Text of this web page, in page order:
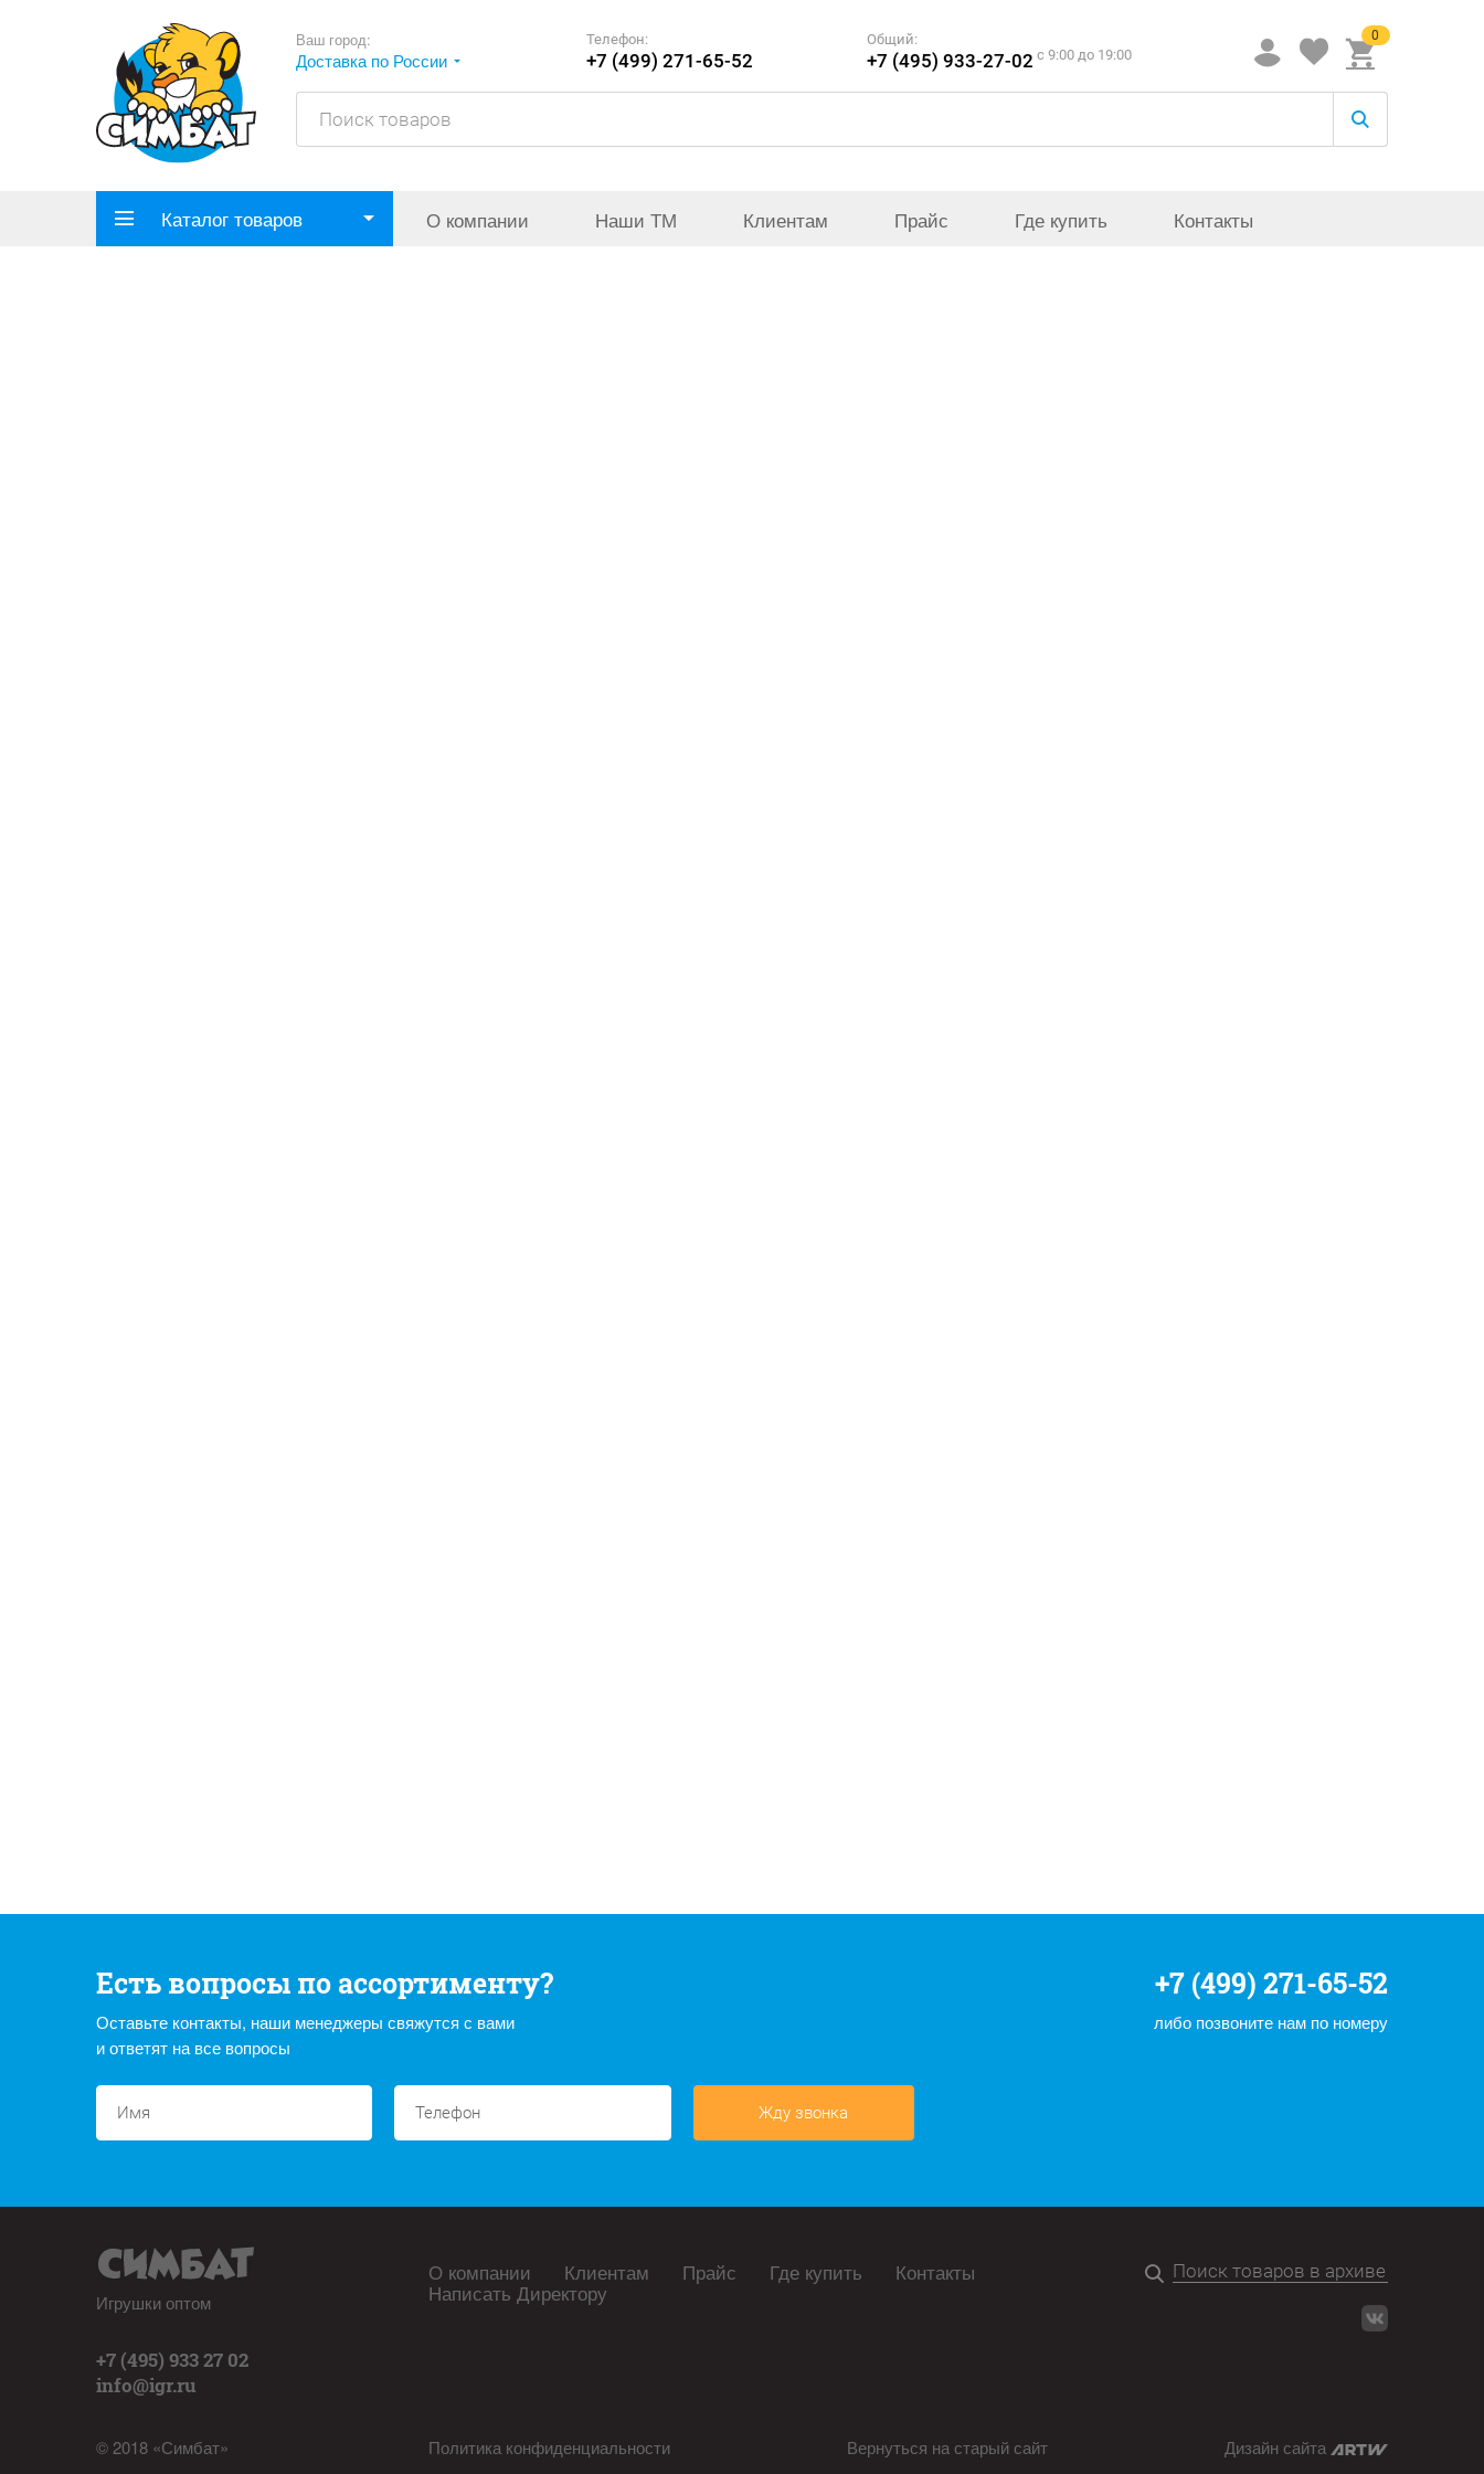
Ваш город:
Доставка по России
Телефон:
+7 (499) 271-65-52
Общий:
+7 (495) 933-27-02 c 9:00 до 19:00
0
Каталог товаров О компании Наши ТМ Клиентам Прайс Где купить Контакты
Есть вопросы по ассортименту?
Оставьте контакты, наши менеджеры свяжутся с вами
и ответят на все вопросы
+7 (499) 271-65-52
либо позвоните нам по номеру
Жду звонка
Игрушки оптом
+7 (495) 933 27 02
info@igr.ru
© 2018 «Симбат»
О компании Клиентам Прайс Где купить Контакты
Написать Директору
Политика конфиденциальности Вернуться на старый сайт Дизайн сайта